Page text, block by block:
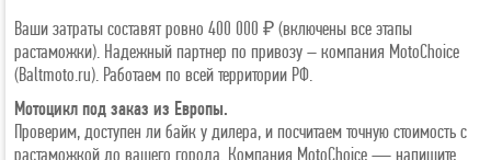
Ваши затраты составят ровно 400 000 ₽ (включены все этапы
растаможки). Надежный партнер по привозу – компания MotoChoice
(Baltmoto.ru). Работаем по всей территории РФ.
Мотоцикл под заказ из Европы.
Проверим, доступен ли байк у дилера, и посчитаем точную стоимость с
растаможкой до вашего города. Компания MotoChoice — напишите